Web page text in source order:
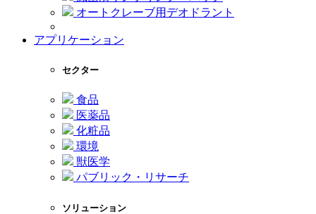
オートクレーブ用デオドラント
アプリケーション
セクター
食品
医薬品
化粧品
環境
獣医学
パブリック・リサーチ
ソリューション